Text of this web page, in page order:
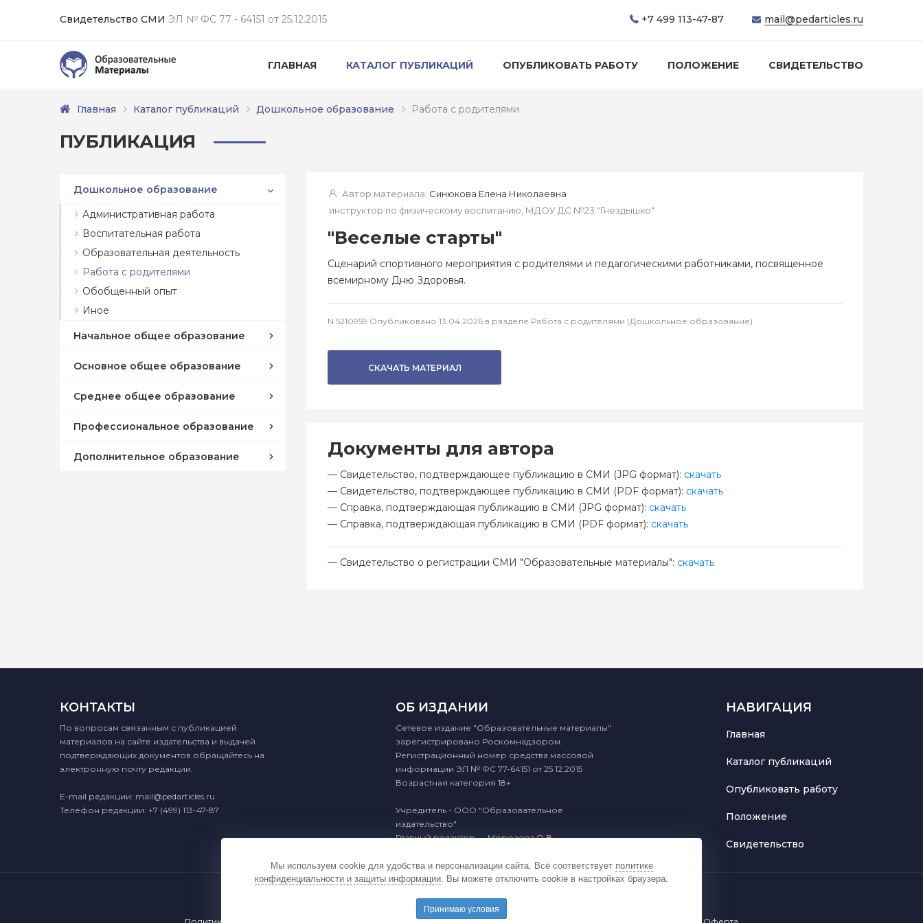
Свидетельство СМИ ЭЛ № ФС 77 - 64151 от 25.12.2015 +7 499 113-47-87 mail@pedarticles.ru
ГЛАВНАЯ КАТАЛОГ ПУБЛИКАЦИЙ ОПУБЛИКОВАТЬ РАБОТУ ПОЛОЖЕНИЕ СВИДЕТЕЛЬСТВО
Главная Каталог публикаций Дошкольное образование Работа с родителями
ПУБЛИКАЦИЯ
Дошкольное образование
Административная работа
Воспитательная работа
Образовательная деятельность
Работа с родителями
Обобщенный опыт
Иное
Начальное общее образование
Основное общее образование
Среднее общее образование
Профессиональное образование
Дополнительное образование
Автор материала: Синюкова Елена Николаевна
инструктор по физическому воспитанию, МДОУ ДС №23 "Гнездышко"
"Веселые старты"
Сценарий спортивного мероприятия с родителями и педагогическими работниками, посвященное
всемирному Дню Здоровья.
N 5210959 Опубликовано 13.04.2026 в разделе Работа с родителями (Дошкольное образование)
СКАЧАТЬ МАТЕРИАЛ
Документы для автора
— Свидетельство, подтверждающее публикацию в СМИ (JPG формат): скачать
— Свидетельство, подтверждающее публикацию в СМИ (PDF формат): скачать
— Справка, подтверждающая публикацию в СМИ (JPG формат): скачать
— Справка, подтверждающая публикацию в СМИ (PDF формат): скачать
— Свидетельство о регистрации СМИ "Образовательные материалы": скачать
КОНТАКТЫ
По вопросам связанным с публикацией
материалов на сайте издательства и выдачей
подтверждающих документов обращайтесь на
электронную почту редакции.
E-mail редакции: mail@pedarticles.ru
Телефон редакции: +7 (499) 113-47-87
ОБ ИЗДАНИИ
Сетевое издание "Образовательные материалы"
зарегистрировано Роскомнадзором.
Регистрационный номер средства массовой
информации ЭЛ № ФС 77-64151 от 25.12.2015
Возрастная категория 18+
Учредитель - ООО "Образовательное
издательство"
Главный редактор — Морозова О.В.
НАВИГАЦИЯ
Главная
Каталог публикаций
Опубликовать работу
Положение
Свидетельство
Мы используем cookie для удобства и персонализации сайта. Всё соответствует политике
конфиденциальности и защиты информации. Вы можете отключить cookie в настройках браузера.
Принимаю условия